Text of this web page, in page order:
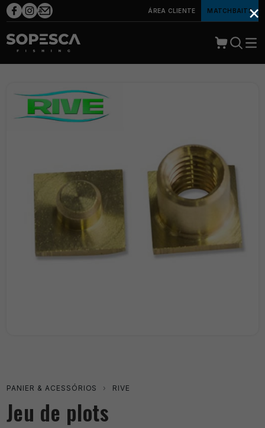
ÁREA CLIENTE MATCHBAITS
PANIER & ACESSÓRIOS › RIVE
Jeu de plots
×